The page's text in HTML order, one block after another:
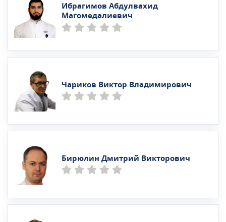
Ибрагимов Абдулвахид
Магомедалиевич
Чариков Виктор Владимирович
Бирюлин Дмитрий Викторович